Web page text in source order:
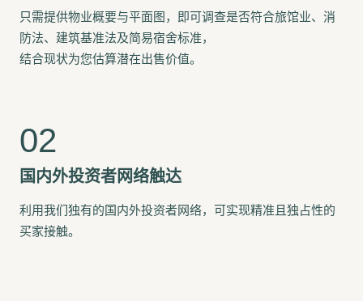
只需提供物业概要与平面图，即可调查是否符合旅馆业、消
防法、建筑基准法及简易宿舍标准，
结合现状为您估算潜在出售价值。
国内外投资者网络触达
利用我们独有的国内外投资者网络，可实现精准且独占性的
买家接触。